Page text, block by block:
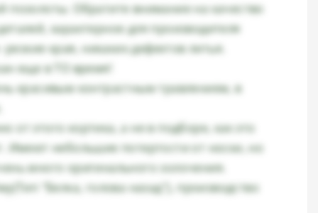
позолоты. Обратите внимание на качество
характерное для производителя
резкие края, никаких дефектов литья.
еще в ТО время!
красивым контрастным травлением, в
от этого кортика, а не в подборе, как это
Имеют небольшие потертости от носки, но
много оригинального золочения.
"Белка, голова назад"), производство